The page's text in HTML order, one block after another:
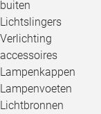
buiten
Lichtslingers
Verlichting
accessoires
Lampenkappen
Lampenvoeten
Lichtbronnen